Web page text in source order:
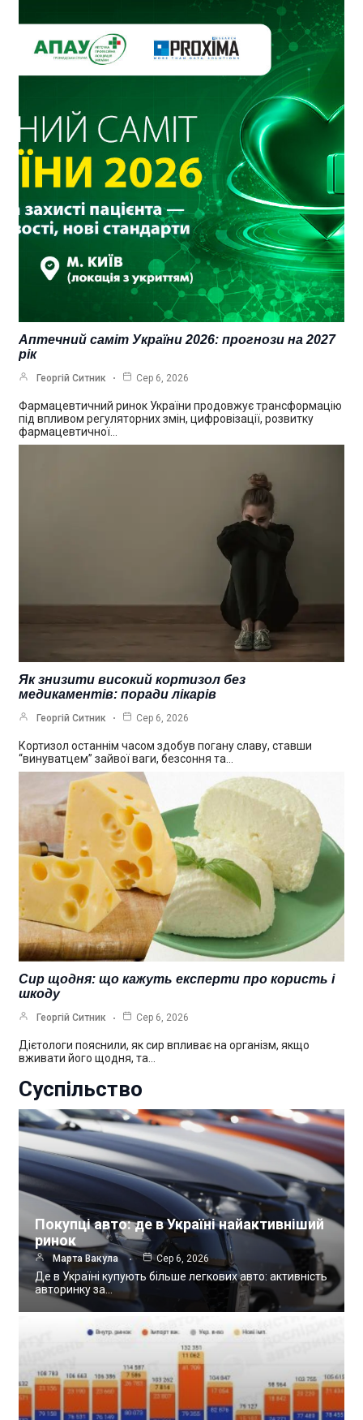
Аптечний саміт України 2026: прогнози на 2027
рік
Георгій Ситник Сер 6, 2026
Фармацевтичний ринок України продовжує трансформацію
під впливом регуляторних змін, цифровізації, розвитку
фармацевтичної…
Як знизити високий кортизол без
медикаментів: поради лікарів
Георгій Ситник Сер 6, 2026
Кортизол останнім часом здобув погану славу, ставши
“винуватцем” зайвої ваги, безсоння та…
Сир щодня: що кажуть експерти про користь і
шкоду
Георгій Ситник Сер 6, 2026
Дієтологи пояснили, як сир впливає на організм, якщо
вживати його щодня, та…
Суспільство
Покупці авто: де в Україні найактивніший
ринок
Марта Вакула Сер 6, 2026
Де в Україні купують більше легкових авто: активність
авторинку за…